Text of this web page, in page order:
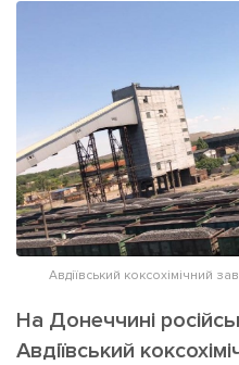
Картки
Репортаж
Розслідування
Погляди
Ініціативи
Авдіївський коксохімічний
На Донеччині
Авдіївський